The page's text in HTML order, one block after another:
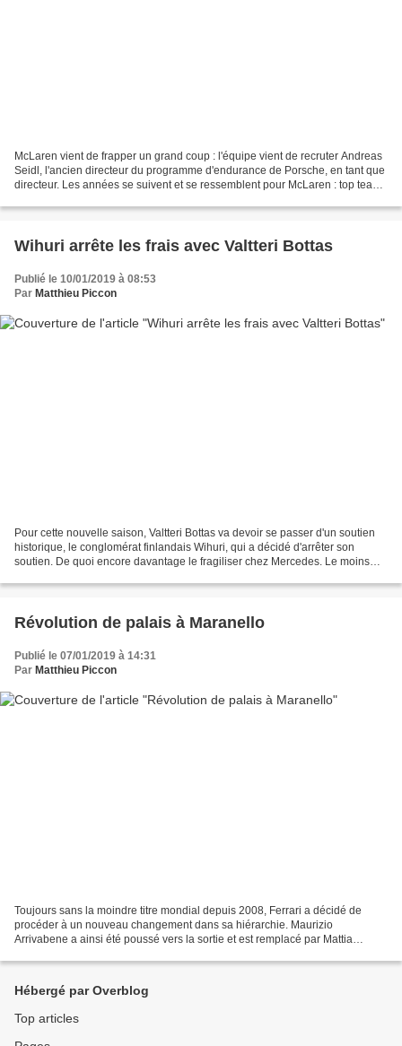
McLaren vient de frapper un grand coup : l'équipe vient de recruter Andreas
Seidl, l'ancien directeur du programme d'endurance de Porsche, en tant que
directeur. Les années se suivent et se ressemblent pour McLaren : top team
Wihuri arrête les frais avec Valtteri Bottas
Publié le 10/01/2019 à 08:53
Par Matthieu Piccon
Pour cette nouvelle saison, Valtteri Bottas va devoir se passer d'un soutien
historique, le conglomérat finlandais Wihuri, qui a décidé d'arrêter son
soutien. De quoi encore davantage le fragiliser chez Mercedes. Le moins
Révolution de palais à Maranello
Publié le 07/01/2019 à 14:31
Par Matthieu Piccon
Toujours sans la moindre titre mondial depuis 2008, Ferrari a décidé de
procéder à un nouveau changement dans sa hiérarchie. Maurizio
Arrivabene a ainsi été poussé vers la sortie et est remplacé par Mattia
Hébergé par Overblog
Top articles